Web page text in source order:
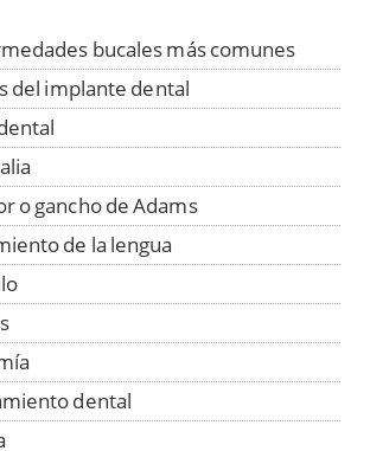
bucales más comunes
del implante dental
o gancho de Adams
de la lengua
dental